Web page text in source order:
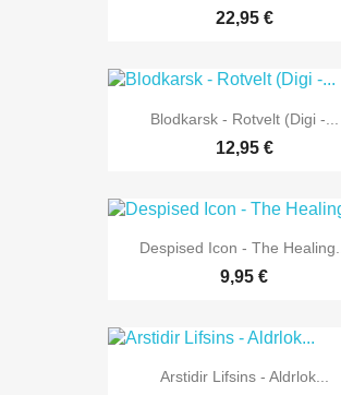
22,95 €
Blodkarsk - Rotvelt (Digi -...
12,95 €
Despised Icon - The Healing...
9,95 €
Arstidir Lifsins - Aldrlok...